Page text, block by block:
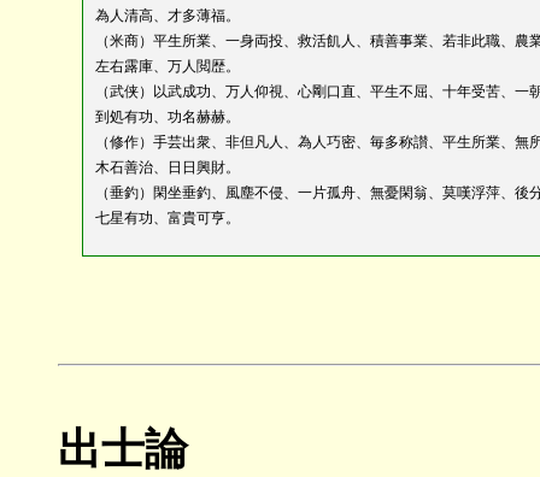
為人清高、才多薄福。
（米商）平生所業、一身両投、救活飢人、積善事業、若非此職、農
左右露庫、万人閲歴。
（武侠）以武成功、万人仰視、心剛口直、平生不屈、十年受苦、一
到処有功、功名赫赫。
（修作）手芸出衆、非但凡人、為人巧密、毎多称讃、平生所業、無
木石善治、日日興財。
（垂釣）閑坐垂釣、風塵不侵、一片孤舟、無憂閑翁、莫嘆浮萍、後
七星有功、富貴可亨。
出士論